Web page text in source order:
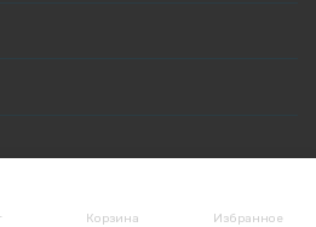
Корзина Избранное